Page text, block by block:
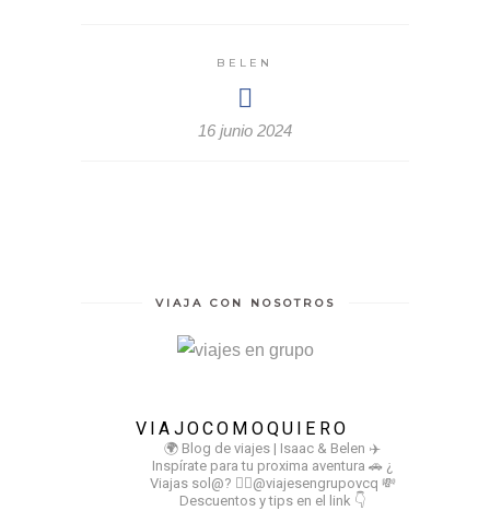
BELEN
16 junio 2024
VIAJA CON NOSOTROS
VIAJOCOMOQUIERO
🌍 Blog de viajes | Isaac & Belen ✈️
Inspírate para tu proxima aventura 🚗 ¿
Viajas sol@? 👉🏻@viajesengrupovcq 💸
Descuentos y tips en el link 👇